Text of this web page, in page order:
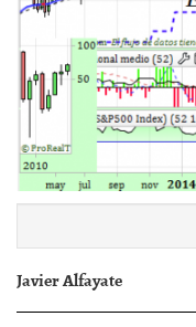
Javier Alfayate